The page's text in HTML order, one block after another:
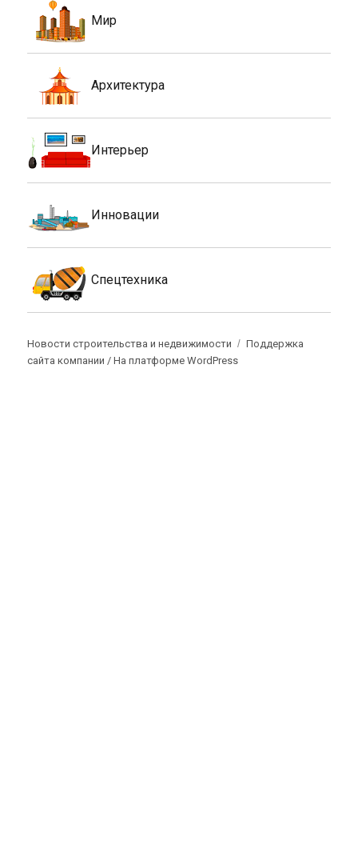
Мир
Архитектура
Интерьер
Инновации
Спецтехника
Новости строительства и недвижимости
Поддержка
сайта компании /На платформе WordPress